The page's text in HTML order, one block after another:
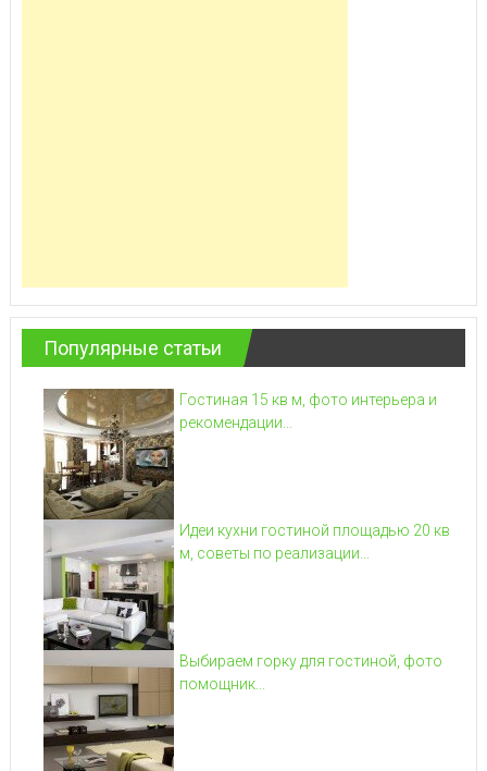
Популярные статьи
Гостиная 15 кв м, фото интерьера и
рекомендации...
Идеи кухни гостиной площадью 20 кв
м, советы по реализации...
Выбираем горку для гостиной, фото
помощник...